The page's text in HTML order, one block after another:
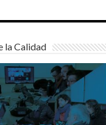
la Calidad